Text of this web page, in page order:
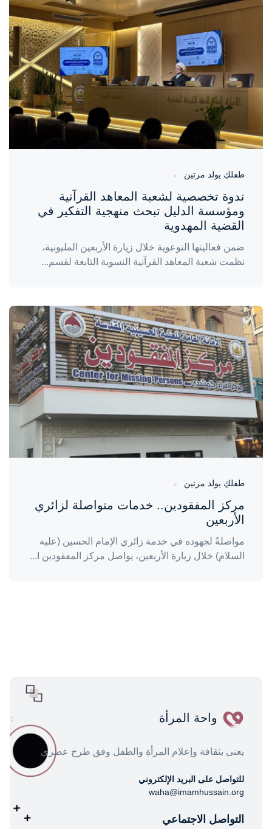
واحة المرأة
طفلكِ يولد مرتين
ندوة تخصصية لشعبة المعاهد القرآنية
ومؤسسة الدليل تبحث منهجية التفكير في
القضية المهدوية
ضمن فعاليتها التوعوية خلال زيارة الأربعين المليونية،
نظمت شعبة المعاهد القرآنية النسوية التابعة لقسم...
واحة المرأة
منذ 5 أيام
طفلكِ يولد مرتين
مركز المفقودين.. خدمات متواصلة لزائري
الأربعين
مواصلةً لجهوده في خدمة زائري الإمام الحسين (عليه
السلام) خلال زيارة الأربعين، يواصل مركز المفقودين ا...
واحة المرأة
يعنى بثقافة وإعلام المرأة والطفل وفق طرح عصري
للتواصل على البريد الإلكتروني
waha@imamhussain.org
التواصل الاجتماعي